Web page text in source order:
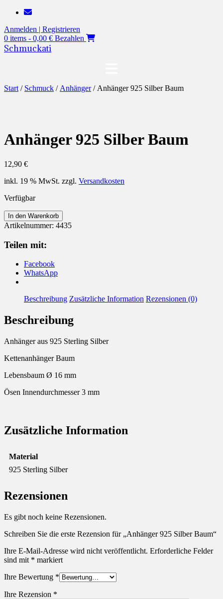
Zum
springen
Anmelden | Registrieren
0 items - 0,00 € Bezahlen
Schmuckati
Start / Schmuck / Anhänger/ Anhänger 925 Silber Baum
Anhänger 925 Silber Baum
12,90 €
inkl. 19 % MwSt. zzgl. Versandkosten
Verfügbar
Anhänger
925
Baum
Menge
In den Warenkorb
Artikelnummer: 4435
Teilen mit:
Facebook
WhatsApp
Beschreibung Zusätzliche Information Rezensionen (0)
Beschreibung
Anhänger aus 925 Sterling Silber
Kettenanhänger Baum
Lebensbaum Ø 16 mm
Ösen Innendurchmesser 3 mm
Zusätzliche Information
Material
925 Sterling Silber
Rezensionen
Es gibt noch keine Rezensionen.
Schreiben Sie die erste Rezension für „Anhänger 925 Silber Baum“
Ihre E-Mail-Adresse wird nicht veröffentlicht. Erforderliche Felder
sind mit * markiert
Ihre Bewertung *
Ihre Rezension *